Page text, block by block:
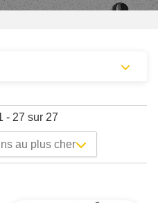
- 27 sur 27
au plus cher